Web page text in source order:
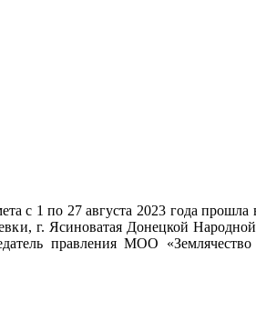
по 27 августа 2023 года прошла
г. Ясиноватая Донецкой
правления МОО